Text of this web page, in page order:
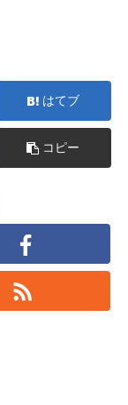
はてブ
コピー